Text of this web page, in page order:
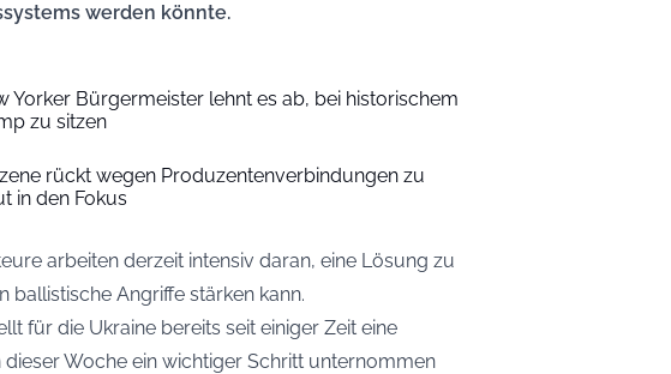
werden könnte.
Yorker Bürgermeister lehnt es ab, bei historischem
zu sitzen
rückt wegen Produzentenverbindungen zu
in den Fokus
arbeiten derzeit intensiv daran, eine Lösung zu
ballistische Angriffe stärken kann.
für die Ukraine bereits seit einiger Zeit eine
Woche ein wichtiger Schritt unternommen